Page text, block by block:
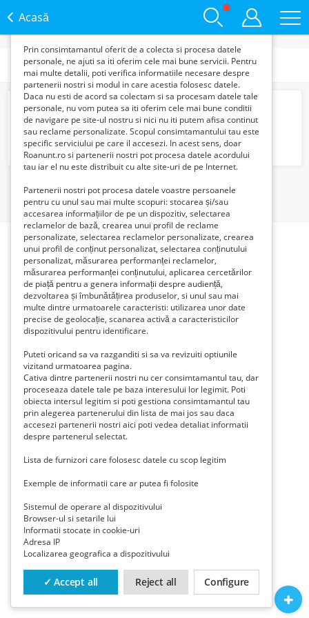
Acasă
Categorii
Casier
4500 Lei
1
functie de interesele si nevoile tale. De asemenea, aceste
date sunt folosite pentru analizarea traffic-ului pe site-ul
Prin consimtamantul oferit de a colecta si procesa datele
personale, ne ajuti sa iti oferim cele mai bune servicii. Pentru
mai multe detalii, poti verifica informatiile necesare despre
partenerii nostri si modul in care acestia folosesc datele.
Daca nu esti de acord sa colectam si sa procesam datele tale
personale, nu vom putea sa iti oferim cele mai bune conditii
de navigare pe site-ul nostru si nici nu iti putem afisa continut
sau reclame personalizate. Scopul consimtamantului tau este
specific serviciului pe care il accesezi. In acest sens, doar
Roanunt.ro si partenerii nostri pot procesa datele acordului
tau iar el nu este distribuit cu alte site-uri de pe Internet.
Partenerii nostri pot procesa datele voastre persoanele
pentru cu unul sau mai multe scopuri: stocarea și/sau
accesarea informațiilor de pe un dispozitiv, selectarea
reclamelor de bază, crearea unui profil de reclame
personalizate, selectarea reclamelor personalizate, crearea
unui profil de conținut personalizat, selectarea conținutului
personalizat, măsurarea performanței reclamelor,
măsurarea performanței conținutului, aplicarea cercetărilor
de piață pentru a genera informații despre audiență,
dezvoltarea și îmbunătățirea produselor, si unul sau mai
multe dintre urmatoarele caracteristi: utilizarea unor date
precise de geolocație, scanarea activă a caracteristicilor
dispozitivului pentru identificare.
Puteti oricand sa va razganditi si sa va revizuiti optiunile
vizitand urmatoarea pagina.
Cativa dintre partenerii nostri nu cer consimtamantul tau, dar
proceseaza datele tale pe baza interesului lor legimit. Poti
obiecta intersul legitim si poti gestiona consimtamantul tau
prin alegerea partenerului din lista de mai jos sau daca
accesezi partenerii nostri aici poti vedea detaliat informatii
despre partenerul selectat.
Lista de furnizori care folosesc datele cu scop legitim
Exemple de informatii care ar putea fi folosite
Sistemul de operare al dispozitivului
Browser-ul si setarile lui
Informatii stocate in cookie-uri
Adresa IP
Localizarea geografica a dispozitivului
✓ Accept all Reject all Configure